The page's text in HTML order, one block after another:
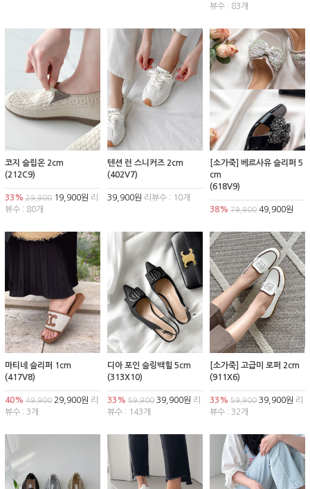
뷰수 : 83개
코지 슬립온 2cm
(212C9)
33% 29,900 19,900원 리
뷰수 : 80개
텐션 런 스니커즈 2cm
(402V7)
39,900원 리뷰수 : 10개
[소가죽] 베르사유 슬리퍼 5
cm
(618V9)
38% 79,90049,900원
마티네 슬리퍼 1cm
(417V8)
40% 49,900 29,900원 리
뷰수 : 3개
디아 포인 슬링백힐 5cm
(313X10)
33% 59,90039,900원 리
뷰수 : 143개
[소가죽] 고급미 로퍼 2cm
(911X6)
33% 59,90039,900원 리
뷰수 : 32개